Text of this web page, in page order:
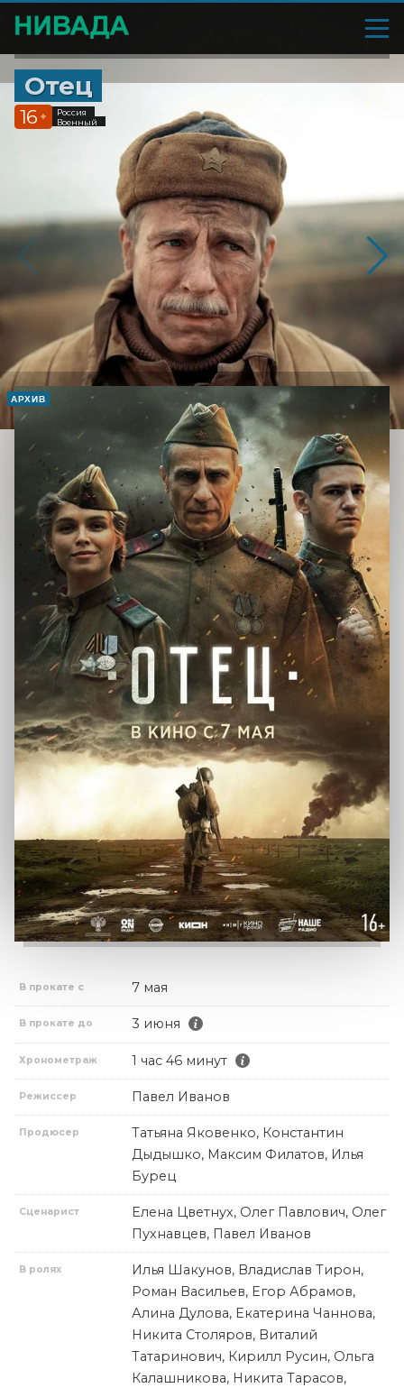
Отец
16 +
Россия
Военный
АРХИВ
В прокате с 7 мая
В прокате до 3 июня
Хронометраж 1 час 46 минут
Режиссер Павел Иванов
Продюсер
Татьяна Яковенко, Константин
Дыдышко, Максим Филатов, Илья
Бурец
Сценарист
Елена Цветнух, Олег Павлович, Олег
Пухнавцев, Павел Иванов
В ролях
Илья Шакунов, Владислав Тирон,
Роман Васильев, Егор Абрамов,
Алина Дулова, Екатерина Чаннова,
Никита Столяров, Виталий
Татаринович, Кирилл Русин, Ольга
Калашникова, Никита Тарасов,